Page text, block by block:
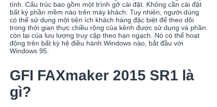
tính. Cấu trúc bao gồm một trình gỡ cài đặt. Không cần cài đặt
bất kỳ phần mềm nào trên máy khách. Tuy nhiên, người dùng
có thể sử dụng một tiện ích khách hàng đặc biệt để theo dõi
trong thời gian thực chiều rộng của kênh được sử dụng và phần
còn lại của lưu lượng truy cập theo hạn ngạch. Nó có thể hoạt
động trên bất kỳ hệ điều hành Windows nào, bắt đầu với
Windows 95.
GFI FAXmaker 2015 SR1 là
gì?